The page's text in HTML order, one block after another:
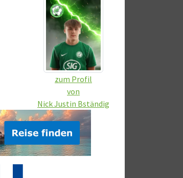
zum Profil
von
Nick Justin Bständig